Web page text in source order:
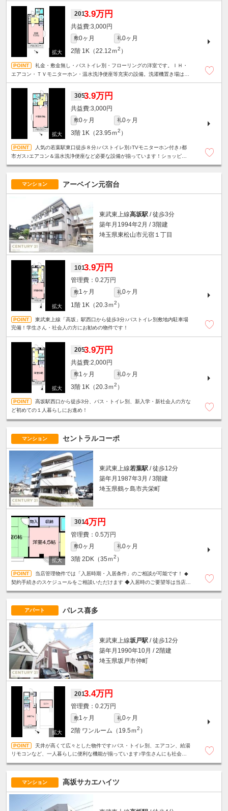
2013.9万円
3,000円
敷0ヶ月 礼0ヶ月
2階 1K（22.12ｍ2 ）
礼金・敷金無し・バストイレ別・フローリングの洋室です。ＩＨ・
エアコン・ＴＶモニターホン・温水洗浄便座等充実の設備。洗濯機置き場は室
3053.9万円
3,000円
敷0ヶ月 礼0ヶ月
3階 1K（23.95ｍ2 ）
人気の若葉駅東口徒歩８分♪バストイレ別♪TVモニターホン付き♪都
市ガス♪エアコン＆温水洗浄便座など必要な設備が揃っています！ショッピン
マンション アーベイン元宿台
東武東上線高坂駅 / 徒歩3分
築年月1994年2月 / 3階建
埼玉県東松山市元宿１丁目
1013.9万円
0.2万円
敷1ヶ月 礼0ヶ月
1階 1K（20.3ｍ2 ）
東武東上線「高坂」駅西口から徒歩3分♪バストイレ別敷地内駐車場
完備！学生さん・社会人の方にお勧めの物件です！
2053.9万円
2,000円
敷1ヶ月 礼0ヶ月
3階 1K（20.3ｍ2 ）
高坂駅西口から徒歩3分、バス・トイレ別、新入学・新社会人の方な
ど初めての１人暮らしにお進め！
マンション セントラルコーポ
東武東上線若葉駅 / 徒歩12分
築年月1987年3月 / 3階建
埼玉県鶴ヶ島市共栄町
3014万円
0.5万円
敷0ヶ月 礼0ヶ月
3階 2DK（35ｍ2 ）
当店管理物件では「入居時期・入居条件」のご相談が可能です！ ◆
契約手続きのスケジュールをご相談いただけます ◆入居時のご要望等は当店ま
アパート パレス喜多
東武東上線坂戸駅 / 徒歩12分
築年月1990年10月 / 2階建
埼玉県坂戸市仲町
2013.4万円
0.2万円
敷1ヶ月 礼0ヶ月
2階 ワンルーム（19.5ｍ2 ）
天井が高くて広々とした物件です♪バス・トイレ別、エアコン、給湯
リモコンなど、一人暮らしに便利な機能が揃っています♪学生さんにも社会人
マンション 高坂サカエハイツ